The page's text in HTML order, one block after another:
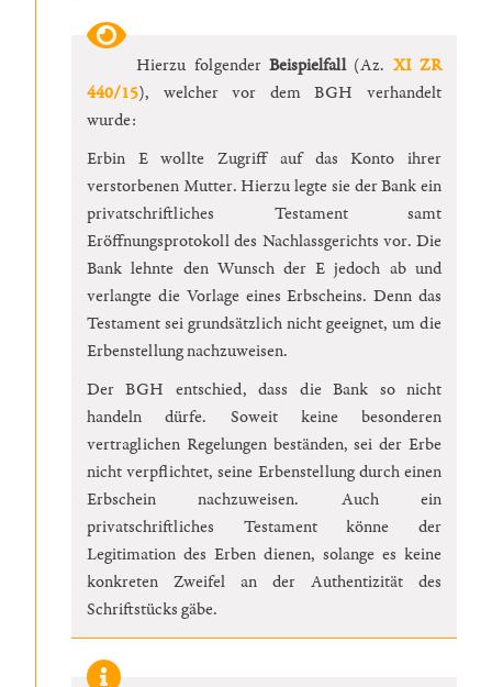
Hierzu folgender Beispielfall(Az. XI ZR
440/15), welcher vor dem BGH verhandelt
wurde:
Erbin E wollte Zugriff auf das Konto ihrer
verstorbenen Mutter. Hierzu legte sie der Bank ein
privatschriftliches Testament samt
Eröffnungsprotokoll des Nachlassgerichts vor. Die
Bank lehnte den Wunsch der E jedoch ab und
verlangte die Vorlage eines Erbscheins. Denn das
Testament sei grundsätzlich nicht geeignet, um die
Erbenstellung nachzuweisen.
Der BGH entschied, dass die Bank so nicht
handeln dürfe. Soweit keine besonderen
vertraglichen Regelungen beständen, sei der Erbe
nicht verpflichtet, seine Erbenstellung durch einen
Erbschein nachzuweisen. Auch ein
privatschriftliches Testament könne der
Legitimation des Erben dienen, solange es keine
konkreten Zweifel an der Authentizität des
Schriftstücks gäbe.